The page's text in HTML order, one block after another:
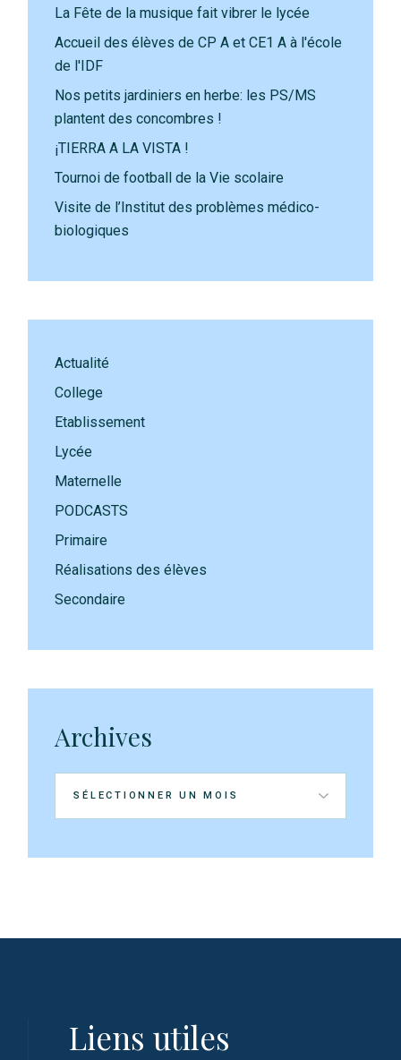
La Fête de la musique fait vibrer le lycée
Accueil des élèves de CP A et CE1 A à l'école
de l'IDF
Nos petits jardiniers en herbe: les PS/MS
plantent des concombres !
¡TIERRA A LA VISTA !
Tournoi de football de la Vie scolaire
Visite de l’Institut des problèmes médico-
biologiques
Actualité
College
Etablissement
Lycée
Maternelle
PODCASTS
Primaire
Réalisations des élèves
Secondaire
Archives
Archives
Liens utiles